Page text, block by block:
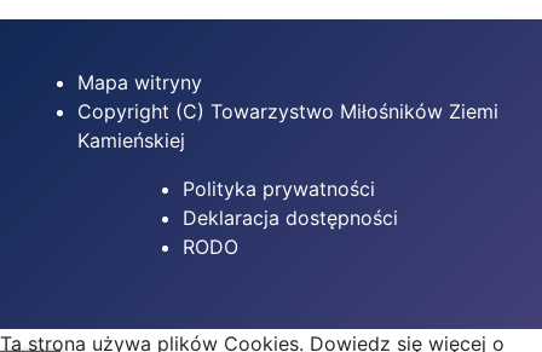
Mapa witryny
Copyright (C) Towarzystwo Miłośników Ziemi
Kamieńskiej
Polityka prywatności
Deklaracja dostępności
RODO
Ta strona używa plików Cookies. Dowiedz się więcej o